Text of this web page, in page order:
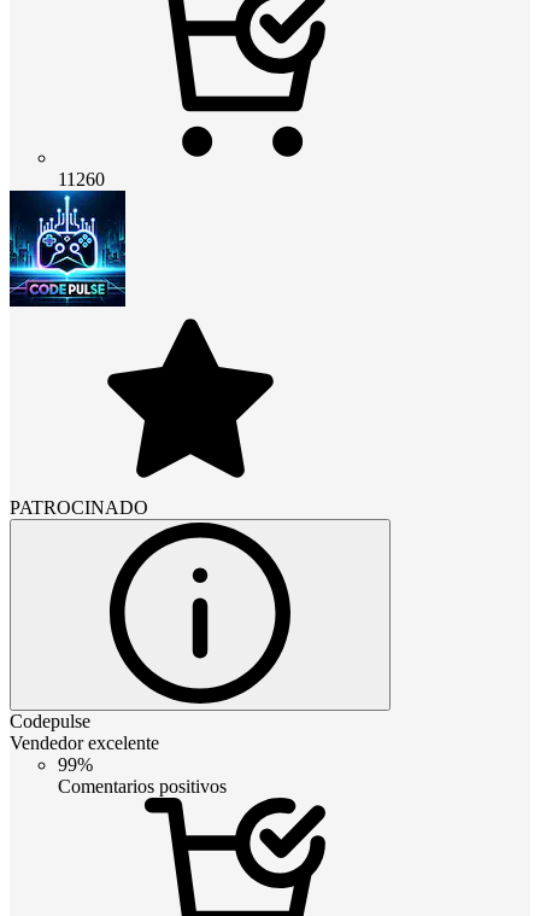
11260
PATROCINADO
Codepulse
Vendedor excelente
99%
Comentarios positivos